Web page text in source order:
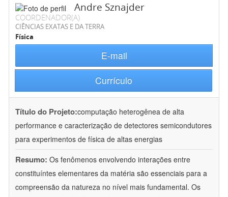
Andre Sznajder
COORDENADOR(A)
CIÊNCIAS EXATAS E DA TERRA
Física
E-mail
Currículo
Título do Projeto:computação heterogênea de alta
performance e caracterização de detectores semicondutores
para experimentos de física de altas energias
Resumo: Os fenômenos envolvendo interações entre
constituíntes elementares da matéria são essenciais para a
compreensão da natureza no nível mais fundamental. Os